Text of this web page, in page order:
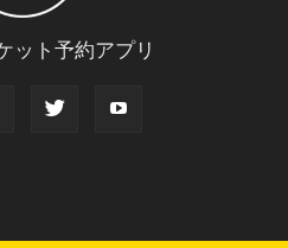
ット予約アプリ